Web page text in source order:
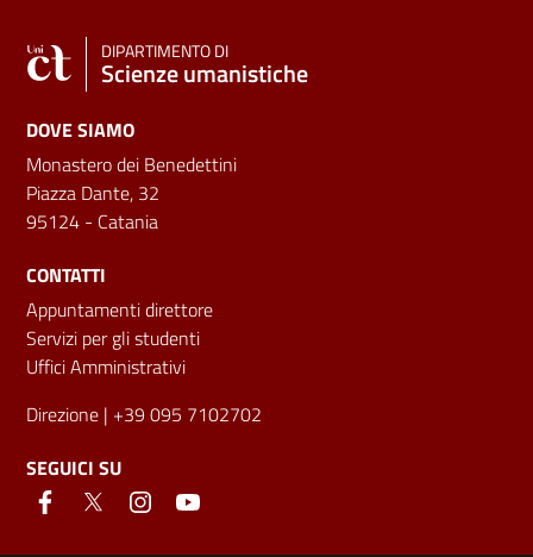
DIPARTIMENTO DI
Scienze umanistiche
DOVE SIAMO
Monastero dei Benedettini
Piazza Dante, 32
95124 - Catania
CONTATTI
Appuntamenti direttore
Servizi per gli studenti
Uffici Amministrativi
Direzione | +39 095 7102702
SEGUICI SU